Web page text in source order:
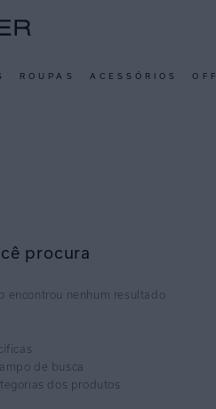
ROUPAS ACESSÓRIOS OFF
procura
de busca
dos produtos